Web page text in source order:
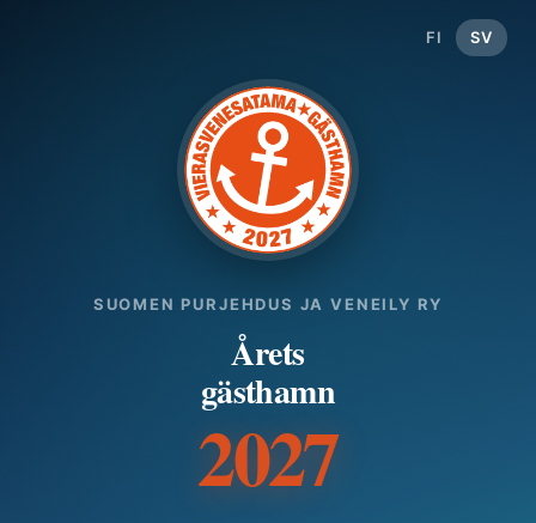
FI SV
SUOMEN PURJEHDUS JA VENEILY RY
Årets
gästhamn
2027